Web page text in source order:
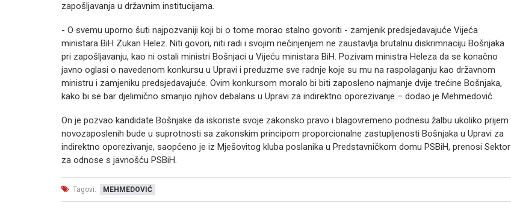
zapošljavanja u državnim institucijama.
- O svemu uporno šuti najpozvaniji koji bi o tome morao stalno govoriti - zamjenik predsjedavajuće Vijeća
ministara BiH Zukan Helez. Niti govori, niti radi i svojim nečinjenjem ne zaustavlja brutalnu diskrimnaciju Bošnjaka
pri zapošljavanju, kao ni ostali ministri Bošnjaci u Vijeću ministara BiH. Pozivam ministra Heleza da se konačno
javno oglasi o navedenom konkursu u Upravi i preduzme sve radnje koje su mu na raspolaganju kao državnom
ministru i zamjeniku predsjedavajuće. Ovim konkursom moralo bi biti zaposleno najmanje dvije trećine Bošnjaka,
kako bi se bar djelimično smanjio njihov debalans u Upravi za indirektno oporezivanje – dodao je Mehmedović.
On je pozvao kandidate Bošnjake da iskoriste svoje zakonsko pravo i blagovremeno podnesu žalbu ukoliko prijem
novozaposlenih bude u suprotnosti sa zakonskim principom proporcionalne zastupljenosti Bošnjaka u Upravi za
indirektno oporezivanje, saopćeno je iz Mješovitog kluba poslanika u Predstavničkom domu PSBiH, prenosi Sektor
za odnose s javnošću PSBiH.
Tagovi: MEHMEDOVIĆ